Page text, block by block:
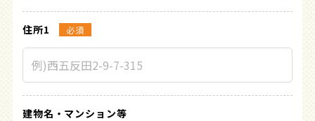
住所1 必須
建物名・ マンション等